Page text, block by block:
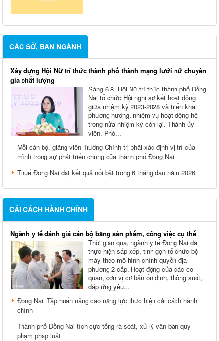
CÁC SỞ, BAN NGÀNH
Xây dựng Hội Nữ trí thức thành phố thành mạng lưới nữ chuyên
gia chất lượng
Sáng 6-8, Hội Nữ trí thức thành phố Đồng
Nai tổ chức Hội nghị sơ kết hoạt động
giữa nhiệm kỳ 2023-2028 và triển khai
phương hướng, nhiệm vụ hoạt động hội
trong nửa nhiệm kỳ còn lại. Thành ủy
viên, Phó...
Mỗi cán bộ, giảng viên Trường Chính trị phải xác định vị trí của
mình trong sự phát triển chung của thành phố Đồng Nai
Thuế Đồng Nai đạt kết quả nổi bật trong 6 tháng đầu năm 2026
CẢI CÁCH HÀNH CHÍNH
Ngành y tế đánh giá cán bộ bằng sản phẩm, công việc cụ thể
Thời gian qua, ngành y tế Đồng Nai đã
thực hiện sắp xếp, tinh gọn tổ chức bộ
máy theo mô hình chính quyền địa
phương 2 cấp. Hoạt động của các cơ
quan, đơn vị cơ bản ổn định, thông suốt,
đáp ứng yêu...
Đồng Nai: Tập huấn nâng cao năng lực thực hiện cải cách hành
chính
Thành phố Đồng Nai tích cực tổng rà soát, xử lý văn bản quy
phạm pháp luật